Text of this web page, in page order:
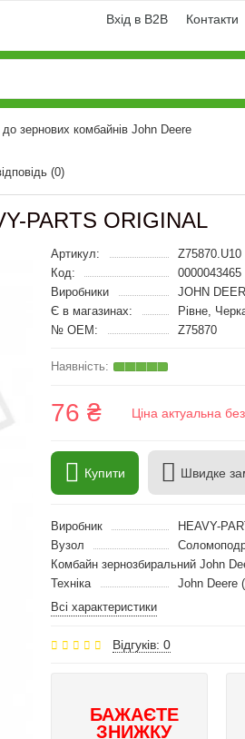
Вхід в B2B Контакти
зернових комбайнів John Deere
(0)
PARTS ORIGINAL
Артикул:
Z75870.U10
Код:
0000043465
Виробники
JOHN
Є в магазинах:
Рівне,
№ OEM:
Z75870
76 ₴ Ціна актуальна
Купити Швидке
Виробник
HEAVY-
Вузол
Комбайн зернозбиральний John
Техніка
John Deere
Всі характеристики
Відгуків: 0
БАЖАЄТЕ
ЗНИЖКУ